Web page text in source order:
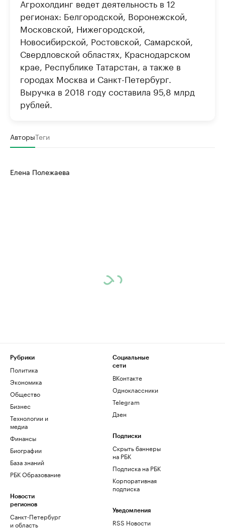
Агрохолдинг ведет деятельность в 12
регионах: Белгородской, Воронежской,
Московской, Нижегородской,
Новосибирской, Ростовской, Самарской,
Свердловской областях, Краснодарском
крае, Республике Татарстан, а также в
городах Москва и Санкт-Петербург.
Выручка в 2018 году составила 95,8 млрд
рублей.
АвторыТеги
Елена Полежаева
Рубрики
Политика
Экономика
Общество
Бизнес
Технологии и
медиа
Финансы
Биографии
База знаний
РБК Образование
Новости
регионов
Санкт-Петербург
и область
Социальные
сети
ВКонтакте
Одноклассники
Telegram
Дзен
Подписки
Скрыть баннеры
на РБК
Подписка на РБК
Корпоративная
подписка
Уведомления
RSS Новости